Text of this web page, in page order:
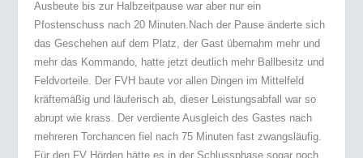
Ausbeute bis zur Halbzeitpause war aber nur ein
Pfostenschuss nach 20 Minuten. Nach der Pause änderte sich
das Geschehen auf dem Platz, der Gast übernahm mehr und
mehr das Kommando, hatte jetzt deutlich mehr Ballbesitz und
Feldvorteile. Der FVH baute vor allen Dingen im Mittelfeld
kräftemäßig und läuferisch ab, dieser Leistungsabfall war so
abrupt wie krass. Der verdiente Ausgleich des Gastes nach
mehreren Torchancen fiel nach 75 Minuten fast zwangsläufig.
Für den FV Hörden hätte es in der Schlussphase sogar noch